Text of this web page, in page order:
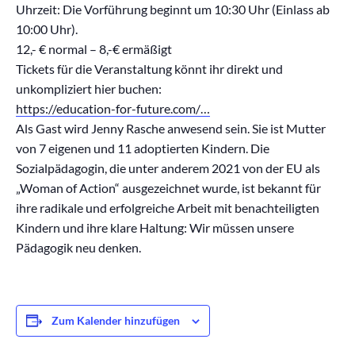
Uhrzeit: Die Vorführung beginnt um 10:30 Uhr (Einlass ab
10:00 Uhr).
12,- € normal – 8,-€ ermäßigt
Tickets für die Veranstaltung könnt ihr direkt und
unkompliziert hier buchen:
https://education-for-future.com/…
Als Gast wird Jenny Rasche anwesend sein. Sie ist Mutter
von 7 eigenen und 11 adoptierten Kindern. Die
Sozialpädagogin, die unter anderem 2021 von der EU als
„Woman of Action“ ausgezeichnet wurde, ist bekannt für
ihre radikale und erfolgreiche Arbeit mit benachteiligten
Kindern und ihre klare Haltung: Wir müssen unsere
Pädagogik neu denken.
Zum Kalender hinzufügen